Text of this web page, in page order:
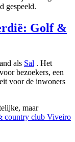
gespeeld.
Golf &
als Sal . Het
bezoekers, een
voor de inwoners
maar
country club Viveiro